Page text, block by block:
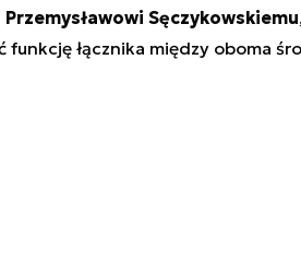
Sęczykowskiemu
funkcję łącznika między oboma